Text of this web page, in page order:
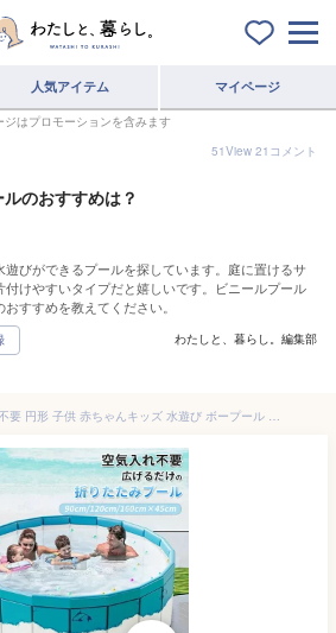
人気アイテム マイページ
ジはプロモーションを含みます
51View 21 コメント
のおすすめは？
びができるプールを探しています。庭に置けるサ
けやすいタイプだと嬉しいです。ビニールプール
すすめを教えてください。
わたしと、暮らし。編集部
おりたたみ 空気入れ不要 円形 子供 赤ちゃんキッズ 水遊び ボープール ビニールプール 折り畳み おしゃれ 子供用プール コンパクト キッズサークル 庭遊び ベランダ 自宅 室内 室内遊具 遊び場 屋内 屋外 保育園 幼稚園 家庭用 家用 お家プール